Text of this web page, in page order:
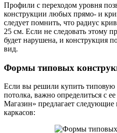
Профили с переходом уровня
конструкции любых прямо- и
следует помнить, что радиус
25 см. Если не следовать этому
будет нарушена, и конструкция
вид.
Формы типовых
Если вы решили купить типовую
потолка, важно определиться с
Магазин» предлагает
каркасов: